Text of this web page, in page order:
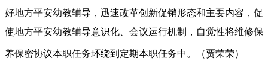
好地方平安幼教辅导，迅速改革创新促销形态和主要内容，促
使地方平安幼教辅导意识化、会议运行机制，自觉性将维修保
养保密协议本职任务环绕到定期本职任务中。（贾荣荣）